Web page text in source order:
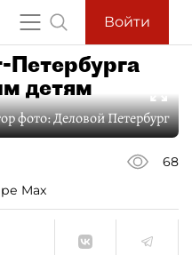
Войти
детям
фото:Деловой Петербург
68
Max